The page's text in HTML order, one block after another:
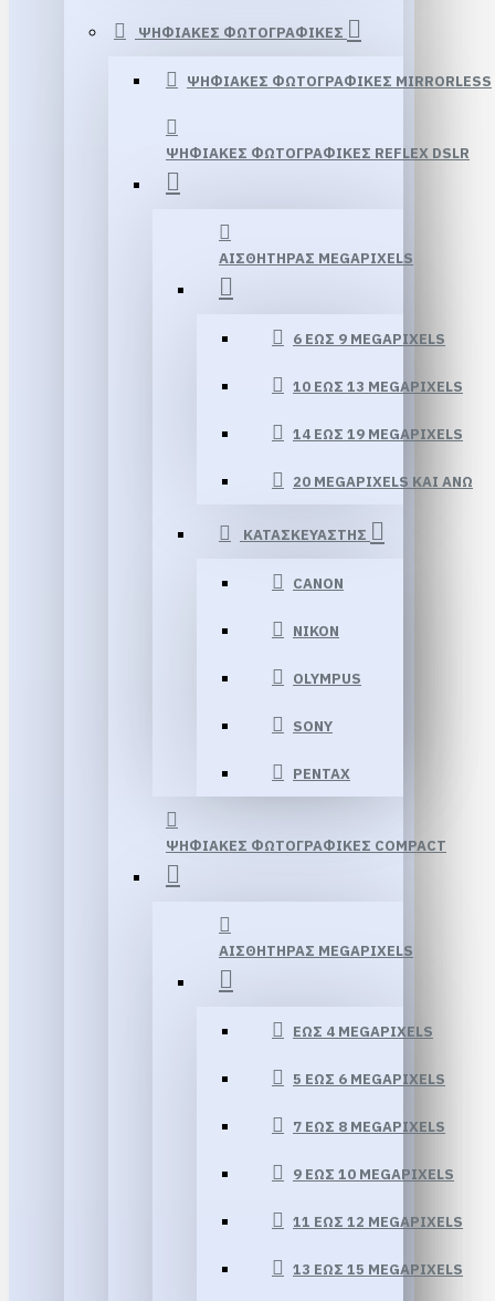
ΨΗΦΙΑΚΕΣ ΦΩΤΟΓΡΑΦΙΚΕΣ
ΨΗΦΙΑΚΕΣ ΦΩΤΟΓΡΑΦΙΚΕΣ MIRRORLESS
ΨΗΦΙΑΚΕΣ ΦΩΤΟΓΡΑΦΙΚΕΣ REFLEX DSLR
ΑΙΣΘΗΤΗΡΑΣ MEGAPIXELS
6 ΈΩΣ 9 MEGAPIXELS
10 ΈΩΣ 13 MEGAPIXELS
14 ΕΏΣ 19 MEGAPIXELS
20 MEGAPIXELS ΚΑΙ ΆΝΩ
ΚΑΤΑΣΚΕΥΑΣΤΗΣ
CANON
NIKON
OLYMPUS
SONY
PENTAX
ΨΗΦΙΑΚΕΣ ΦΩΤΟΓΡΑΦΙΚΕΣ COMPACT
ΑΙΣΘΗΤΗΡΑΣ MEGAPIXELS
ΕΏΣ 4 MEGAPIXELS
5 ΈΩΣ 6 MEGAPIXELS
7 ΈΩΣ 8 MEGAPIXELS
9 ΈΩΣ 10 MEGAPIXELS
11 ΈΩΣ 12 MEGAPIXELS
13 ΕΏΣ 15 MEGAPIXELS